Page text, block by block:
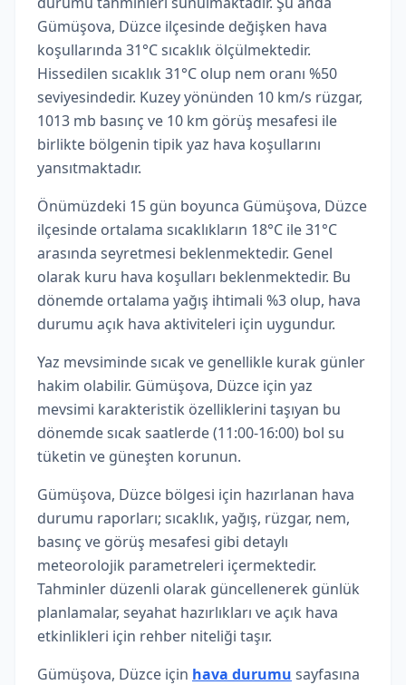
Gümüşova, Düzce ilçesinde değişken hava
koşullarında 31°C sıcaklık ölçülmektedir.
Hissedilen sıcaklık 31°C olup nem oranı %50
seviyesindedir. Kuzey yönünden 10 km/s rüzgar,
1013 mb basınç ve 10 km görüş mesafesi ile
birlikte bölgenin tipik yaz hava koşullarını
yansıtmaktadır.
Önümüzdeki 15 gün boyunca Gümüşova, Düzce
ilçesinde ortalama sıcaklıkların 18°C ile 31°C
arasında seyretmesi beklenmektedir. Genel
olarak kuru hava koşulları beklenmektedir. Bu
dönemde ortalama yağış ihtimali %3 olup, hava
durumu açık hava aktiviteleri için uygundur.
Yaz mevsiminde sıcak ve genellikle kurak günler
hakim olabilir. Gümüşova, Düzce için yaz
mevsimi karakteristik özelliklerini taşıyan bu
dönemde sıcak saatlerde (11:00-16:00) bol su
tüketin ve güneşten korunun.
Gümüşova, Düzce bölgesi için hazırlanan hava
durumu raporları; sıcaklık, yağış, rüzgar, nem,
basınç ve görüş mesafesi gibi detaylı
meteorolojik parametreleri içermektedir.
Tahminler düzenli olarak güncellenerek günlük
planlamalar, seyahat hazırlıkları ve açık hava
etkinlikleri için rehber niteliği taşır.
Gümüşova, Düzce için hava durumu sayfasına